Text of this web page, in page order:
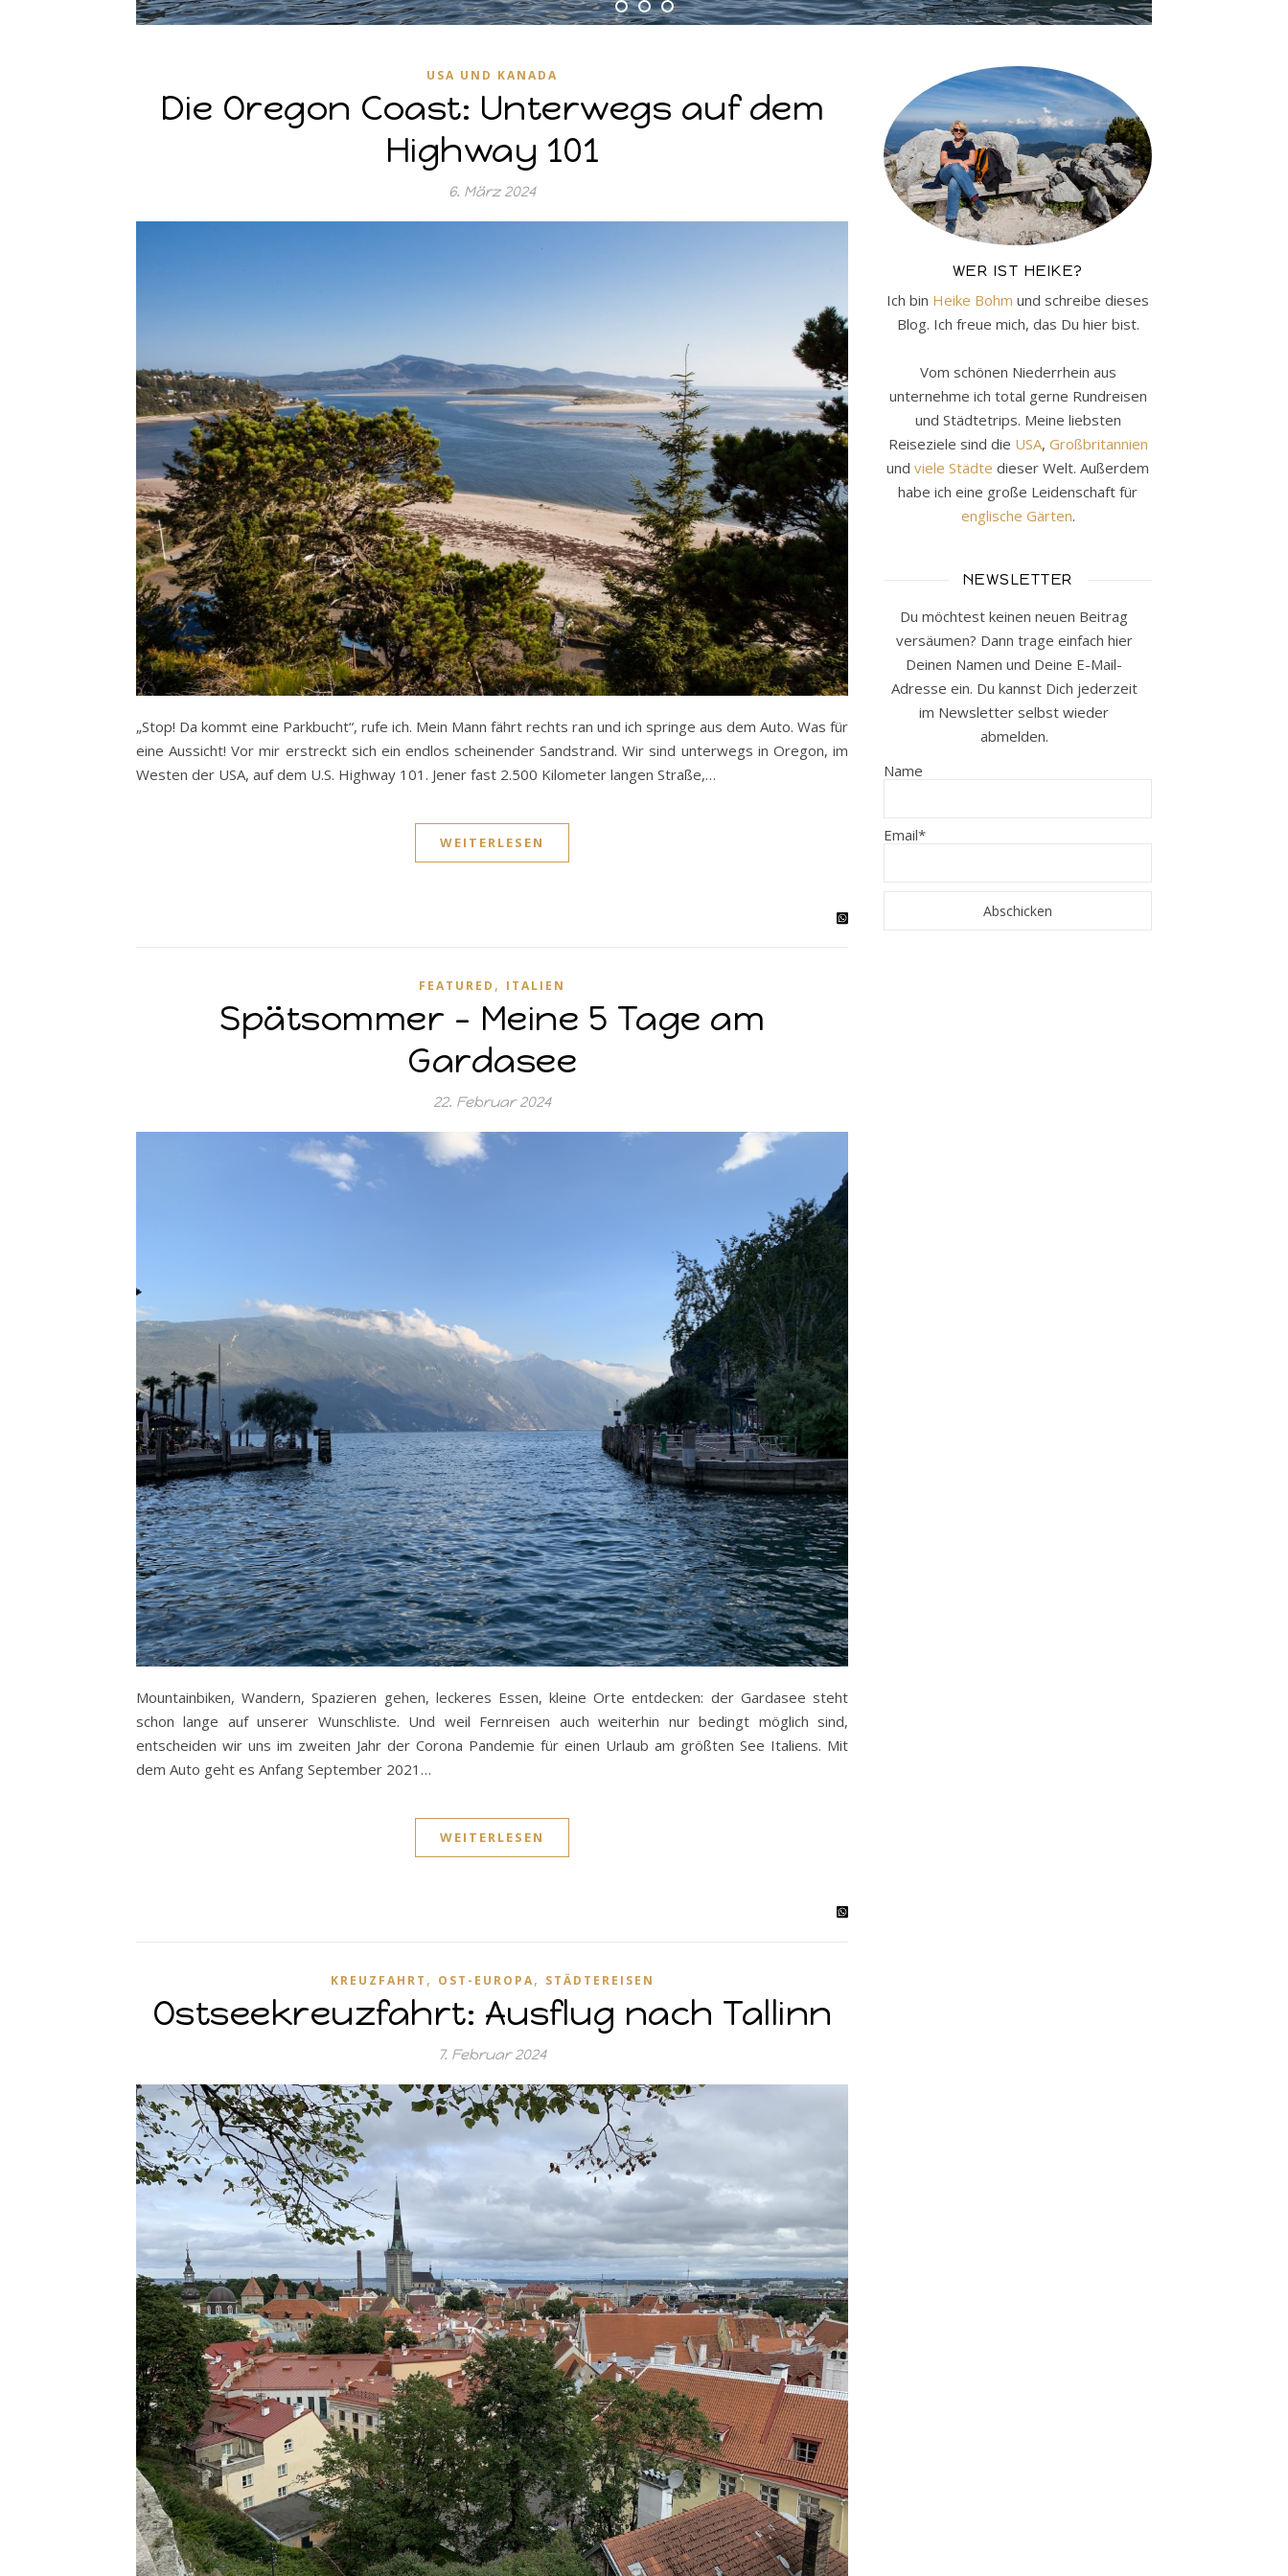
USA UND KANADA
Die Oregon Coast: Unterwegs auf dem
Highway 101
6. März 2024
„Stop! Da kommt eine Parkbucht“, rufe ich. Mein Mann fährt rechts ran und ich springe aus dem Auto. Was für
eine Aussicht! Vor mir erstreckt sich ein endlos scheinender Sandstrand. Wir sind unterwegs in Oregon, im
Westen der USA, auf dem U.S. Highway 101. Jener fast 2.500 Kilometer langen Straße,…
WEITERLESEN
FEATURED , ITALIEN
Spätsommer – Meine 5 Tage am
Gardasee
22. Februar 2024
Mountainbiken, Wandern, Spazieren gehen, leckeres Essen, kleine Orte entdecken: der Gardasee steht
schon lange auf unserer Wunschliste. Und weil Fernreisen auch weiterhin nur bedingt möglich sind,
entscheiden wir uns im zweiten Jahr der Corona Pandemie für einen Urlaub am größten See Italiens. Mit
dem Auto geht es Anfang September 2021…
WEITERLESEN
KREUZFAHRT , OST-EUROPA, STÄDTEREISEN
Ostseekreuzfahrt: Ausflug nach Tallinn
7. Februar 2024
WER IST HEIKE?
Ich bin Heike Bohm und schreibe dieses
Blog. Ich freue mich, das Du hier bist.
Vom schönen Niederrhein aus
unternehme ich total gerne Rundreisen
und Städtetrips. Meine liebsten
Reiseziele sind die USA, Großbritannien
und viele Städte dieser Welt. Außerdem
habe ich eine große Leidenschaft für
englische Gärten.
NEWSLETTER
Du möchtest keinen neuen Beitrag
versäumen? Dann trage einfach hier
Deinen Namen und Deine E-Mail-
Adresse ein. Du kannst Dich jederzeit
im Newsletter selbst wieder
abmelden.
Name
Email*